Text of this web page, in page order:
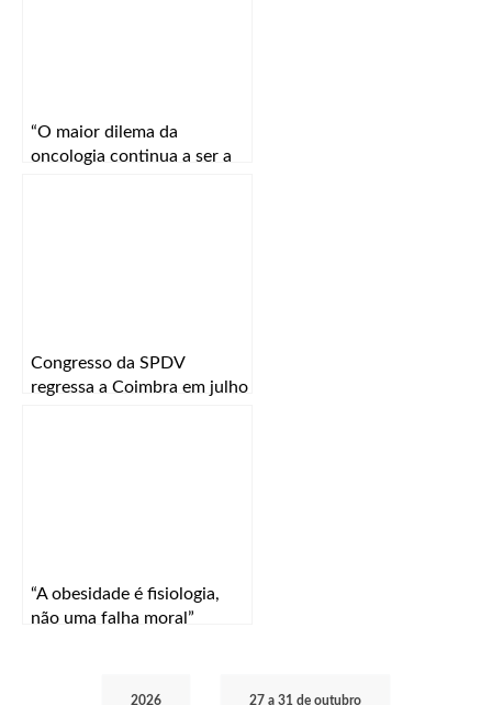
“O maior dilema da
oncologia continua a ser a
Congresso da SPDV
regressa a Coimbra em julho
“A obesidade é fisiologia,
não uma falha moral”
2026 27 a 31 de outubro